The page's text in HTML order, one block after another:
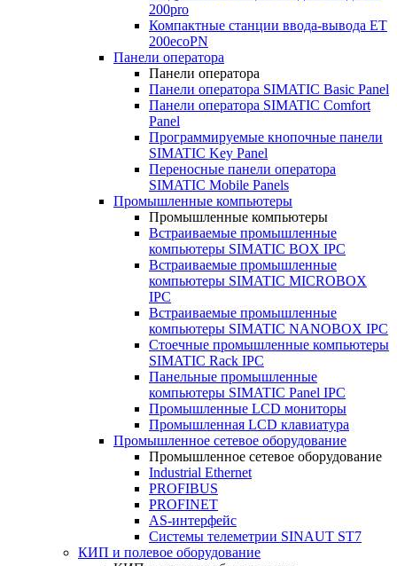
200pro
Компактные станции ввода-вывода ET
200ecoPN
Панели оператора
Панели оператора
Панели оператора SIMATIC Basic Panel
Панели оператора SIMATIC Comfort
Panel
Программируемые кнопочные панели
SIMATIC Key Panel
Переносные панели оператора
SIMATIC Mobile Panels
Промышленные компьютеры
Промышленные компьютеры
Встраиваемые промышленные
компьютеры SIMATIC BOX IPC
Встраиваемые промышленные
компьютеры SIMATIC MICROBOX
IPC
Встраиваемые промышленные
компьютеры SIMATIC NANOBOX IPC
Стоечные промышленные компьютеры
SIMATIC Rack IPC
Панельные промышленные
компьютеры SIMATIC Panel IPC
Промышленные LCD мониторы
Промышленная LCD клавиатура
Промышленное сетевое оборудование
Промышленное сетевое оборудование
Industrial Ethernet
PROFIBUS
PROFINET
AS-интерфейс
Системы телеметрии SINAUT ST7
КИП и полевое оборудование